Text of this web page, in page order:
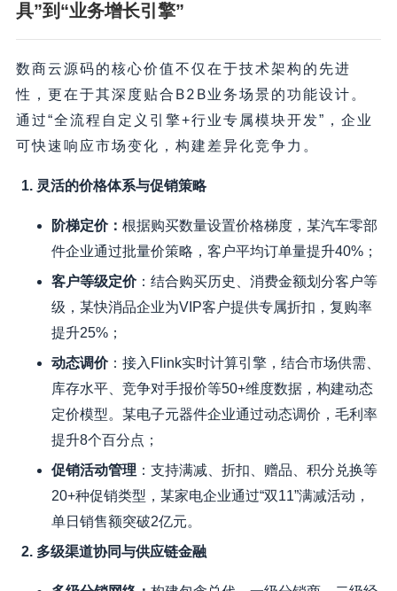
具”到“业务增长引擎”
数商云源码的核心价值不仅在于技术架构的先进
性，更在于其深度贴合B2B业务场景的功能设计 。
通过“全流程自定义引擎+行业专属模块开发”，企业
可快速响应市场变化，构建差异化竞争力。
1. 灵活的价格体系与促销策略
阶梯定价： 根据购买数量设置价格梯度，某汽车零部
件企业通过批量价策略，客户平均订单量提升40%；
客户等级定价：结合购买历史、消费金额划分客户等
级，某快消品企业为VIP客户提供专属折扣，复购率
提升25%；
动态调价：接入Flink实时计算引擎，结合市场供需、
库存水平、竞争对手报价等50+维度数据，构建动态
定价模型。某电子元器件企业通过动态调价，毛利率
提升8个百分点；
促销活动管理 ：支持满减、折扣、赠品、积分兑换等
20+种促销类型，某家电企业通过“双11”满减活动，
单日销售额突破2亿元。
2. 多级渠道协同与供应链金融